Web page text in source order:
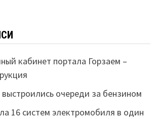
кабинет портала Горзаем –
очереди за бензином
16 систем электромобиля в один